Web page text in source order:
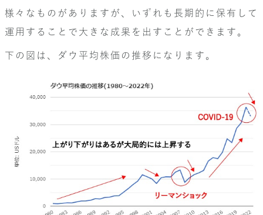
様々なものがありますが、いずれも長期的に保有して
運用することで大きな成果を出すことができます。
下の図は、ダウ平均株価の推移になります。